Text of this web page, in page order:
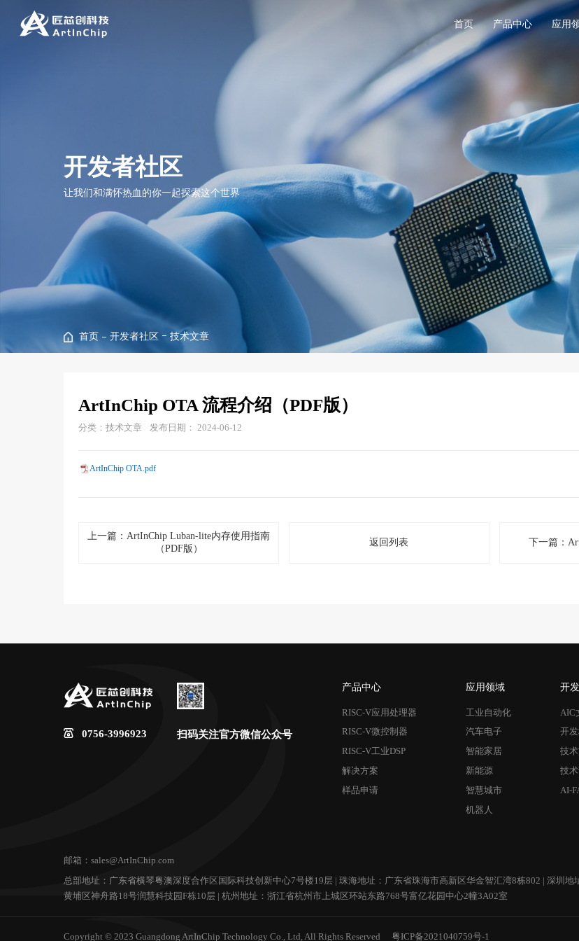
首页 产品中心 应用
开发者社区
让我们和满怀热血的你一起探索这个世界
首页 开发者社区 技术文章
ArtInChip OTA 流程介绍（PDF版）
分类：技术文章 发布日期： 2024-06-12
ArtInChip OTA.pdf
上一篇：ArtInChip Luban-lite内存使用指南
（PDF版）
返回列表 下一篇：
0756-3996923 扫码关注官方微信公众号
产品中心
RISC-V应用处理器
RISC-V微控制器
RISC-V工业DSP
解决方案
样品申请
应用领域
工业自动化
汽车电子
智能家居
新能源
智慧城市
机器人
开
AIC
开
技
技
AI-
邮箱：sales@ArtInChip.com
总部地址：广东省横琴粤澳深度合作区国际科技创新中心7号楼19层 | 珠海地址：广东省珠海市高新区华金智汇湾8栋802 | 深圳
黄埔区神舟路18号润慧科技园F栋10层 | 杭州地址：浙江省杭州市上城区环站东路768号富亿花园中心2幢3A02室
Copyright © 2023 Guangdong ArtInChip Technology Co., Ltd, All Rights Reserved 粤ICP备2021040759号-1